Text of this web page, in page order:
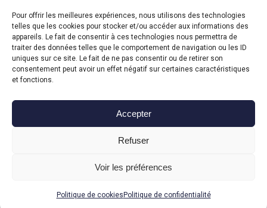
Pour offrir les meilleures expériences, nous utilisons des technologies
telles que les cookies pour stocker et/ou accéder aux informations des
appareils. Le fait de consentir à ces technologies nous permettra de
traiter des données telles que le comportement de navigation ou les ID
uniques sur ce site. Le fait de ne pas consentir ou de retirer son
consentement peut avoir un effet négatif sur certaines caractéristiques
et fonctions.
Accepter
Refuser
Voir les préférences
Politique de cookies Politique de confidentialité
Bons Plans Voyage : Économisez sur vos
Vacances avec Toody
13 décembre 2024 Bon plans
Toody © 2024
Mentions légales
Politique de cookies
Fait avec le en Vendée par